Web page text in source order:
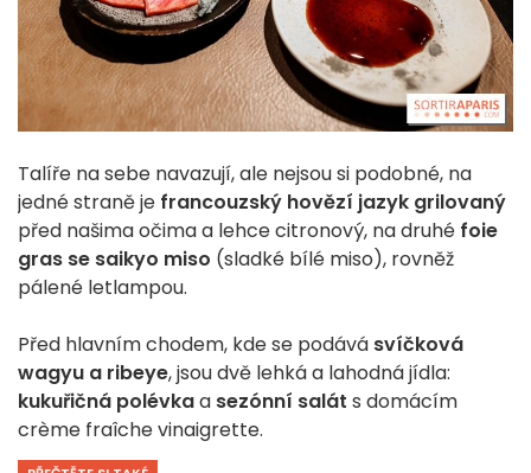
Talíře na sebe navazují, ale nejsou si podobné, na
jedné straně je francouzský hovězí jazyk grilovaný
před našima očima a lehce citronový, na druhé foie
gras se saikyo miso (sladké bílé miso), rovněž
pálené letlampou.
Před hlavním chodem, kde se podává svíčková
wagyu a ribeye, jsou dvě lehká a lahodná jídla:
kukuřičná polévkaa sezónní salát s domácím
crème fraîche vinaigrette.